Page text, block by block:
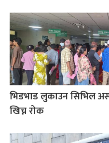
भिडभाड लुकाउन सिभिल
खिच्न रोक